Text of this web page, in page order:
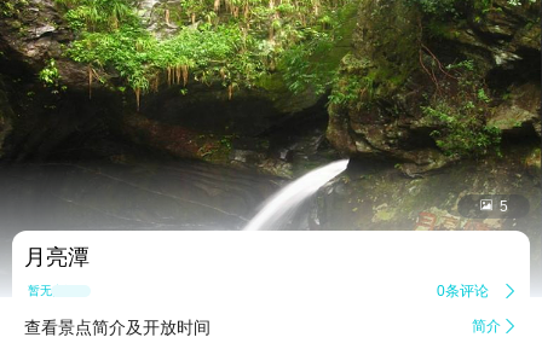
 5
月亮潭
暂无点评 0条评论 
查看景点简介及开放时间 简介 
